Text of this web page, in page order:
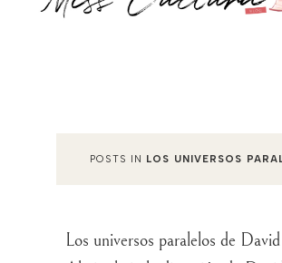
POSTS IN LOS UNIVERSOS
Los universos paralelos de